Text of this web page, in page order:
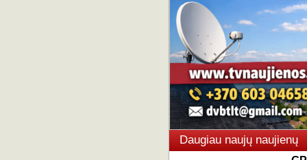
Daugiau naujų naujienų